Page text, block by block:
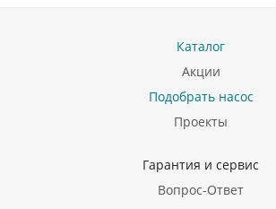
Каталог
Акции
Подобрать насос
Проекты
Гарантия и сервис
Вопрос-Ответ